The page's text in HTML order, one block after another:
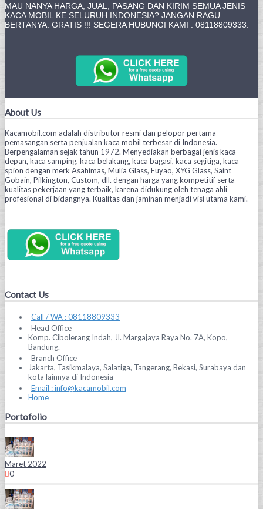
MAU NANYA HARGA, JUAL, PASANG DAN KIRIM SEMUA JENIS
KACA MOBIL KE SELURUH INDONESIA? JANGAN RAGU
BERTANYA. GRATIS !!! SEGERA HUBUNGI KAMI : 08118809333.
About Us
Kacamobil.com adalah distributor resmi dan pelopor pertama
pemasangan serta penjualan kaca mobil terbesar di Indonesia.
Berpengalaman sejak tahun 1972. Menyediakan berbagai jenis kaca
depan, kaca samping, kaca belakang, kaca bagasi, kaca segitiga, kaca
spion dengan merk Asahimas, Mulia Glass, Fuyao, XYG Glass, Saint
Gobain, Pilkington, Custom, dll. dengan harga yang kompetitif serta
kualitas pekerjaan yang terbaik, karena didukung oleh tenaga ahli
profesional di bidangnya. Kualitas dan jaminan menjadi visi utama kami.
Contact Us
Call / WA : 08118809333
Head Office
Komp. Cibolerang Indah, Jl. Margajaya Raya No. 7A, Kopo,
Bandung.
Branch Office
Jakarta, Tasikmalaya, Salatiga, Tangerang, Bekasi, Surabaya dan
kota lainnya di Indonesia
Email : info@kacamobil.com
Home
Portofolio
Maret 2022
0